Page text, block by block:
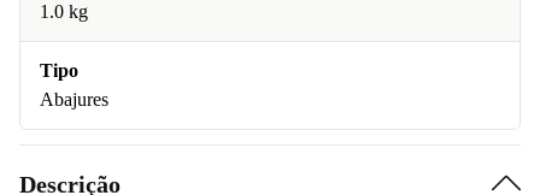
1.0 kg
Tipo
Abajures
Descrição